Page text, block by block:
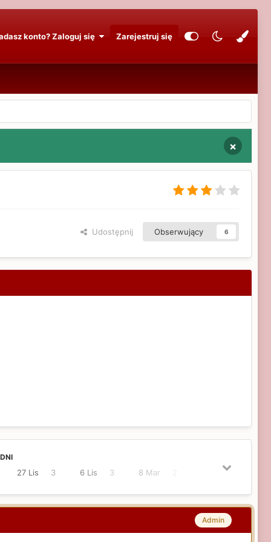
konto? Zaloguj się Zarejestruj się
×
Udostępnij Obserwujący 6
27 Lis 3 6 Lis 3 8 Mar
Admin